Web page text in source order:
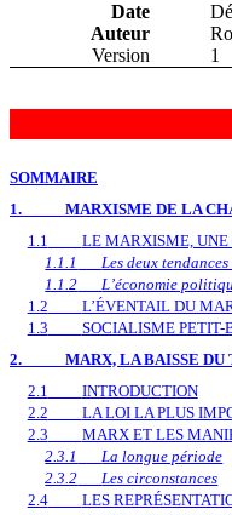
Date
Auteur
Version
1
SOMMAIRE
1.
MARXISME DE LA
1.1
LE MARXISME, UNE
1.1.1
Les deux
1.1.2
L’économie
1.2
L’ÉVENTAIL DU
1.3
SOCIALISME PETIT-
2.
MARX, LA BAISSE DU
2.1
INTRODUCTION
2.2
LA LOI LA PLUS
2.3
MARX ET LES
2.3.1
La longue période
2.3.2
Les circonstances
2.4
LES